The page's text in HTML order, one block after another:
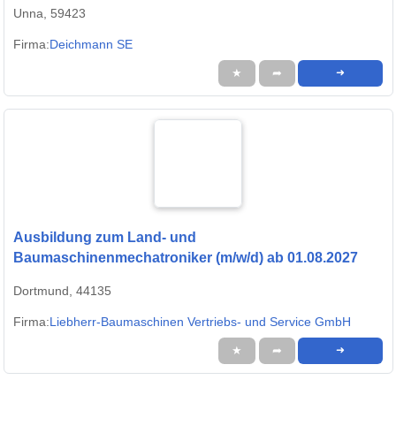
Unna, 59423
Firma:Deichmann SE
★ ➦ ➜
Ausbildung zum Land- und
Baumaschinenmechatroniker (m/w/d) ab 01.08.2027
Dortmund, 44135
Firma:Liebherr-Baumaschinen Vertriebs- und Service GmbH
★ ➦ ➜